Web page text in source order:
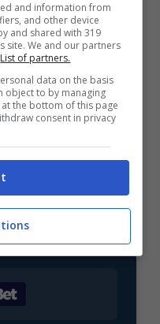
SUBITO
+ fino a 50€ di
deposito
and information from
and other device
and shared with 319
site. We and our partners
List of partners.
data on the basis
object to by managing
the bottom of this page
consent in privacy